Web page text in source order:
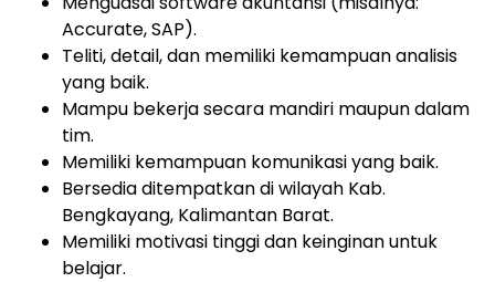
Accurate, SAP).
Teliti, detail, dan memiliki kemampuan analisis
yang baik.
Mampu bekerja secara mandiri maupun dalam
tim.
Memiliki kemampuan komunikasi yang baik.
Bersedia ditempatkan di wilayah Kab.
Bengkayang, Kalimantan Barat.
Memiliki motivasi tinggi dan keinginan untuk
belajar.